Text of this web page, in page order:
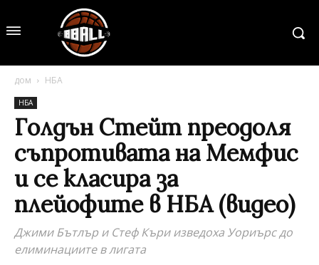
дом НБА
НБА
Голдън Стейт преодоля
съпротивата на Мемфис
и се класира за
плейофите в НБА (видео)
Джими Бътлър и Стеф Къри изведоха Уориърс до
елиминациите в лигата